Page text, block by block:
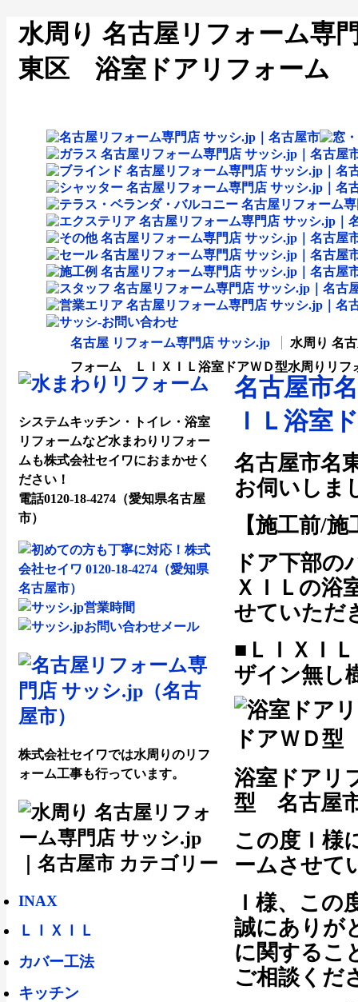
水周り 名古屋リフォーム専
東区 浴室ドアリフォーム
名古屋 リフォーム専門店 サッシ.jp
水周り 名
フォーム ＬＩＸＩＬ浴室ドアＷＤ型水周りリフ
名古屋市
ＩＬ浴室
名古屋市名
お伺いしま
【施工前/
ドア下部
ＸＩＬの浴
せていただ
■ＬＩＸＩ
ザイン無し
浴室ドアリ
型 名古屋
この度Ｉ様
ームさせて
Ｉ様、こ
誠にありが
に関するこ
ご相談くだ
システムキッチン・トイレ・浴室
リフォームなど水まわりリフォー
ムも株式会社セイワにおまかせく
ださい！
電話0120-18-4274（愛知県名古屋
市）
株式会社セイワでは水周りのリフ
ォーム工事も行っています。
INAX
ＬＩＸＩＬ
カバー工法
キッチン